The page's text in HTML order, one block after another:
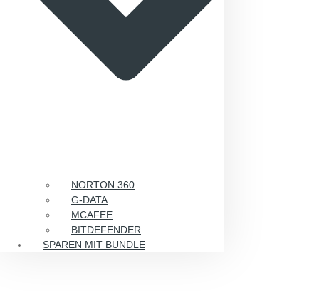
NORTON 360
G-DATA
MCAFEE
BITDEFENDER
SPAREN MIT BUNDLE